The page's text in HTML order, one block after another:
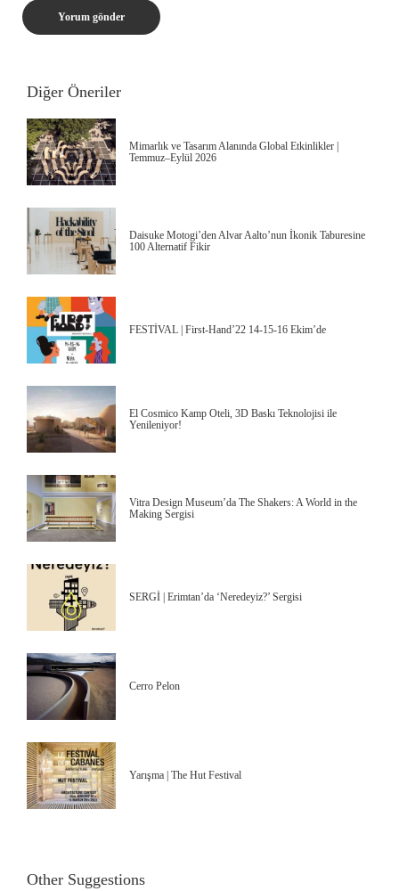
Diğer Öneriler
Mimarlık ve Tasarım Alanında Global Etkinlikler |
Temmuz–Eylül 2026
Daisuke Motogi’den Alvar Aalto’nun İkonik Taburesine
100 Alternatif Fikir
FESTİVAL | First-Hand’22 14-15-16 Ekim’de
El Cosmico Kamp Oteli, 3D Baskı Teknolojisi ile
Yenileniyor!
Vitra Design Museum’da The Shakers: A World in the
Making Sergisi
SERGİ | Erimtan’da ‘Neredeyiz?’ Sergisi
Cerro Pelon
Yarışma | The Hut Festival
Other Suggestions